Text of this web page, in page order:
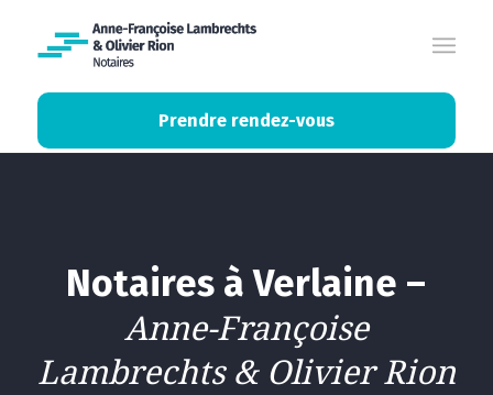
Prendre rendez-vous
Notaires à Verlaine –
Anne-Françoise
Lambrechts&Olivier Rion